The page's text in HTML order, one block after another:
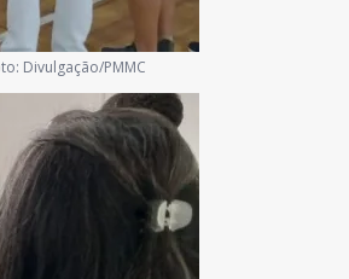
Divulgação/PMMC